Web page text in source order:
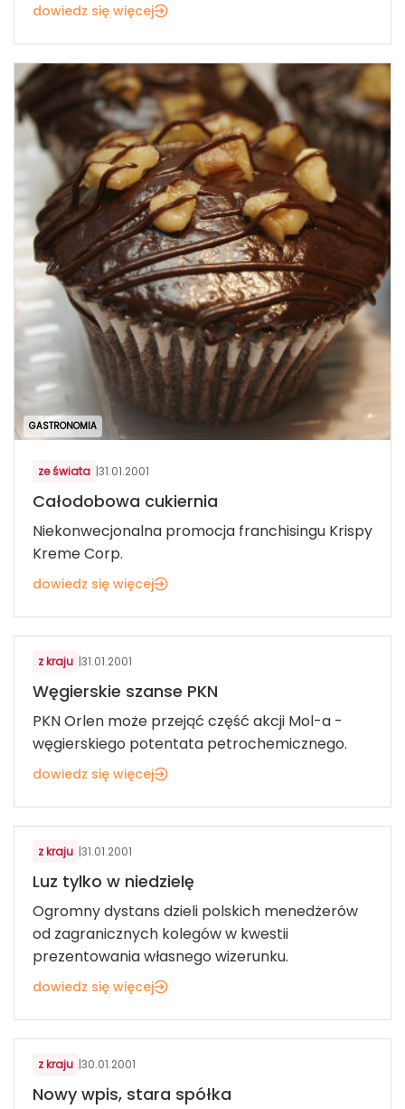
dowiedz się więcej
GASTRONOMIA
ze świata |31.01.2001
Całodobowa cukiernia
Niekonwecjonalna promocja franchisingu Krispy
Kreme Corp.
dowiedz się więcej
z kraju |31.01.2001
Węgierskie szanse PKN
PKN Orlen może przejąć część akcji Mol-a -
węgierskiego potentata petrochemicznego.
dowiedz się więcej
z kraju |31.01.2001
Luz tylko w niedzielę
Ogromny dystans dzieli polskich menedżerów
od zagranicznych kolegów w kwestii
prezentowania własnego wizerunku.
dowiedz się więcej
z kraju |30.01.2001
Nowy wpis, stara spółka